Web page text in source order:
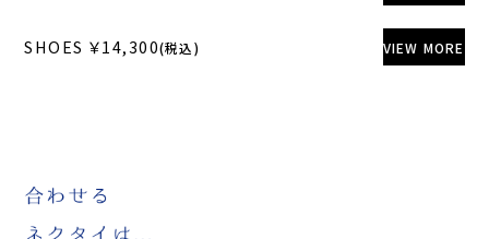
SHOES ￥14,300(税込) VIEW MORE